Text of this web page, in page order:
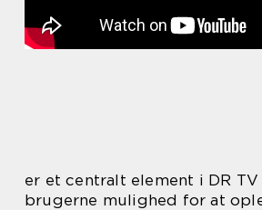
er et centralt element i DR
brugerne mulighed for at